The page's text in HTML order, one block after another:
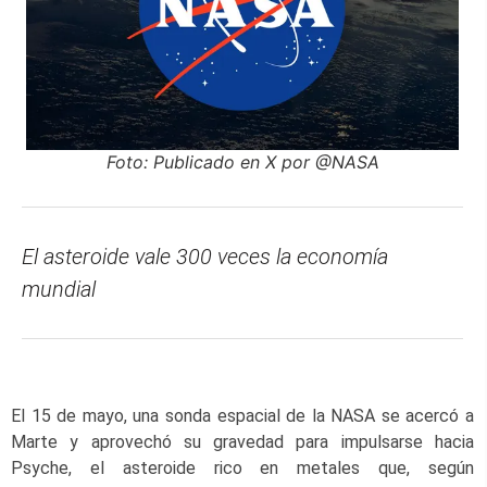
Foto: Publicado en X por @NASA
El asteroide vale 300 veces la economía
mundial
El 15 de mayo, una sonda espacial de la NASA se acercó a
Marte y aprovechó su gravedad para impulsarse hacia
Psyche, el asteroide rico en metales que, según